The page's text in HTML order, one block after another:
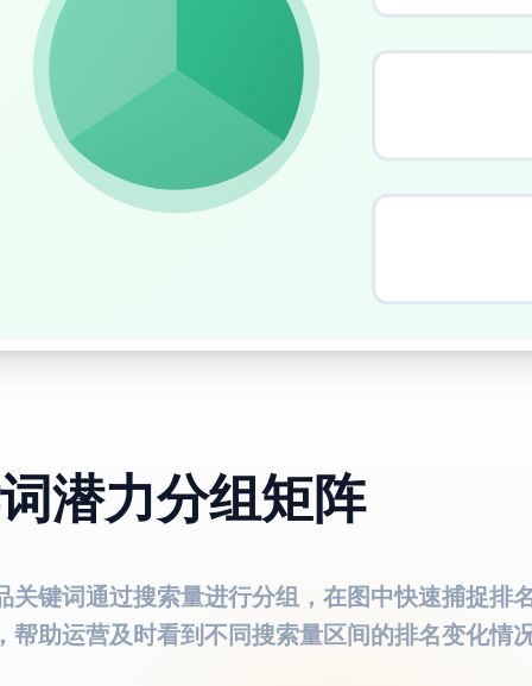
潜力分组矩阵
关键词通过搜索量进行分组，在图中快速捕捉排
帮助运营及时看到不同搜索量区间的排名变化情